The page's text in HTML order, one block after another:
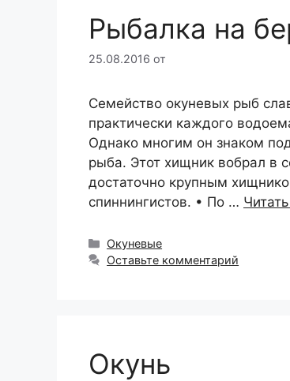
Рыбалка на
25.08.2016 от
Семейство окуневых рыб
практически каждого
Однако многим он знаком
рыба. Этот хищник вобрал в
достаточно крупным
спиннингистов. • По …
Рубрики
Окуневые
Оставьте комментарий
Окунь